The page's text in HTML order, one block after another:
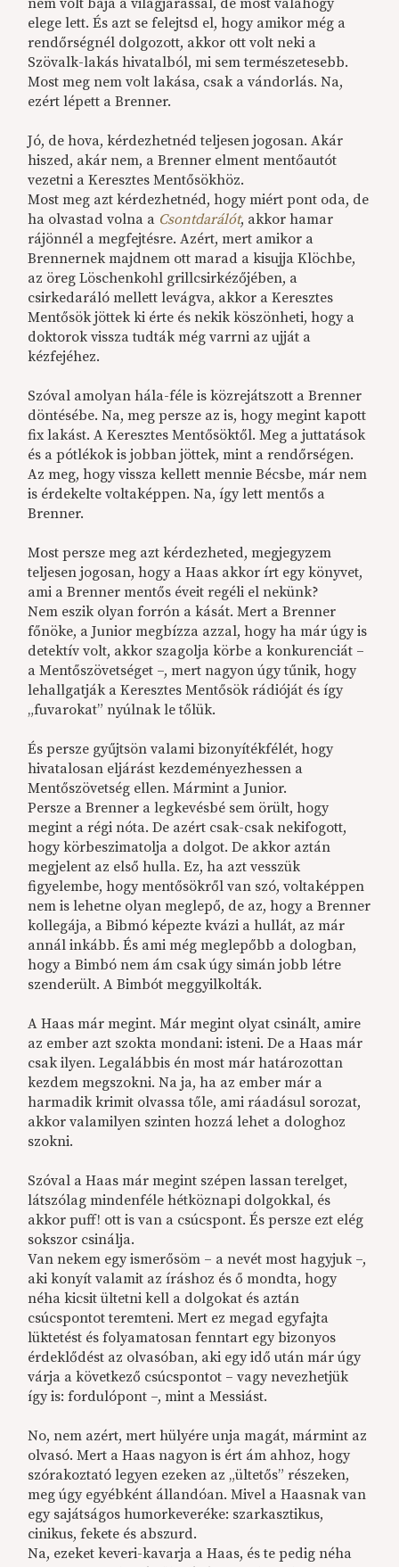
elege lett. És azt se felejtsd el, hogy amikor még a
rendőrségnél dolgozott, akkor ott volt neki a
Szövalk-lakás hivatalból, mi sem természetesebb.
Most meg nem volt lakása, csak a vándorlás. Na,
ezért lépett a Brenner.
Jó, de hova, kérdezhetnéd teljesen jogosan. Akár
hiszed, akár nem, a Brenner elment mentőautót
vezetni a Keresztes Mentősökhöz.
Most meg azt kérdezhetnéd, hogy miért pont oda, de
ha olvastad volna a Csontdarálót, akkor hamar
rájönnél a megfejtésre. Azért, mert amikor a
Brennernek majdnem ott marad a kisujja Klöchbe,
az öreg Löschenkohl grillcsirkézőjében, a
csirkedaráló mellett levágva, akkor a Keresztes
Mentősök jöttek ki érte és nekik köszönheti, hogy a
doktorok vissza tudták még varrni az ujját a
kézfejéhez.
Szóval amolyan hála-féle is közrejátszott a Brenner
döntésébe. Na, meg persze az is, hogy megint kapott
fix lakást. A Keresztes Mentősöktől. Meg a juttatások
és a pótlékok is jobban jöttek, mint a rendőrségen.
Az meg, hogy vissza kellett mennie Bécsbe, már nem
is érdekelte voltaképpen. Na, így lett mentős a
Brenner.
Most persze meg azt kérdezheted, megjegyzem
teljesen jogosan, hogy a Haas akkor írt egy könyvet,
ami a Brenner mentős éveit regéli el nekünk?
Nem eszik olyan forrón a kását. Mert a Brenner
főnöke, a Junior megbízza azzal, hogy ha már úgy is
detektív volt, akkor szagolja körbe a konkurenciát –
a Mentőszövetséget –, mert nagyon úgy tűnik, hogy
lehallgatják a Keresztes Mentősök rádióját és így
„fuvarokat” nyúlnak le tőlük.
És persze gyűjtsön valami bizonyítékfélét, hogy
hivatalosan eljárást kezdeményezhessen a
Mentőszövetség ellen. Mármint a Junior.
Persze a Brenner a legkevésbé sem örült, hogy
megint a régi nóta. De azért csak-csak nekifogott,
hogy körbeszimatolja a dolgot. De akkor aztán
megjelent az első hulla. Ez, ha azt vesszük
figyelembe, hogy mentősökről van szó, voltaképpen
nem is lehetne olyan meglepő, de az, hogy a Brenner
kollegája, a Bibmó képezte kvázi a hullát, az már
annál inkább. És ami még meglepőbb a dologban,
hogy a Bimbó nem ám csak úgy simán jobb létre
szenderült. A Bimbót meggyilkolták.
A Haas már megint. Már megint olyat csinált, amire
az ember azt szokta mondani: isteni. De a Haas már
csak ilyen. Legalábbis én most már határozottan
kezdem megszokni. Na ja, ha az ember már a
harmadik krimit olvassa tőle, ami ráadásul sorozat,
akkor valamilyen szinten hozzá lehet a dologhoz
szokni.
Szóval a Haas már megint szépen lassan terelget,
látszólag mindenféle hétköznapi dolgokkal, és
akkor puff! ott is van a csúcspont. És persze ezt elég
sokszor csinálja.
Van nekem egy ismerősöm – a nevét most hagyjuk –,
aki konyít valamit az íráshoz és ő mondta, hogy
néha kicsit ültetni kell a dolgokat és aztán
csúcspontot teremteni. Mert ez megad egyfajta
lüktetést és folyamatosan fenntart egy bizonyos
érdeklődést az olvasóban, aki egy idő után már úgy
várja a következő csúcspontot – vagy nevezhetjük
így is: fordulópont –, mint a Messiást.
No, nem azért, mert hülyére unja magát, mármint az
olvasó. Mert a Haas nagyon is ért ám ahhoz, hogy
szórakoztató legyen ezeken az „ültetős” részeken,
meg úgy egyébként állandóan. Mivel a Haasnak van
egy sajátságos humorkeveréke: szarkasztikus,
cinikus, fekete és abszurd.
Na, ezeket keveri-kavarja a Haas, és te pedig néha